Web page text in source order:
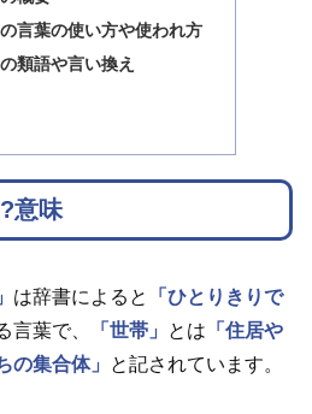
の言葉の使い方や使われ方
類語や言い換え
意味
は辞書によると
「ひとりきりで
言葉で、 「世帯」 とは 「住居や
の集合体」
と記されています。